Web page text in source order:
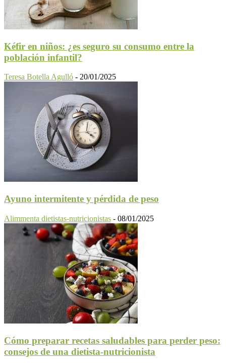
Kéfir en niños: ¿es seguro su consumo entre la
población infantil?
Teresa Botella Agulló - 20/01/2025
Ayuno intermitente y pérdida de peso
Alimmenta dietistas-nutricionistas - 08/01/2025
Cómo preparar recetas saludables para perder peso:
consejos de una dietista-nutricionista